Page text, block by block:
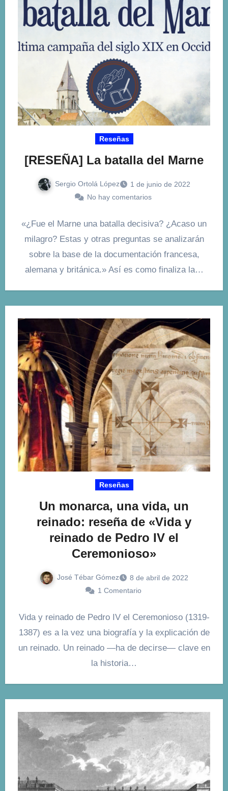
Reseñas
[RESEÑA] La batalla del Marne
Sergio Ortolá López
1 de junio de 2022
No hay comentarios
«¿Fue el Marne una batalla decisiva? ¿Acaso un
milagro? Estas y otras preguntas se analizarán
sobre la base de la documentación francesa,
alemana y británica.» Así es como finaliza la…
Reseñas
Un monarca, una vida, un
reinado: reseña de «Vida y
reinado de Pedro IV el
Ceremonioso»
José Tébar Gómez
8 de abril de 2022
1 Comentario
Vida y reinado de Pedro IV el Ceremonioso (1319-
1387) es a la vez una biografía y la explicación de
un reinado. Un reinado —ha de decirse— clave en
la historia…